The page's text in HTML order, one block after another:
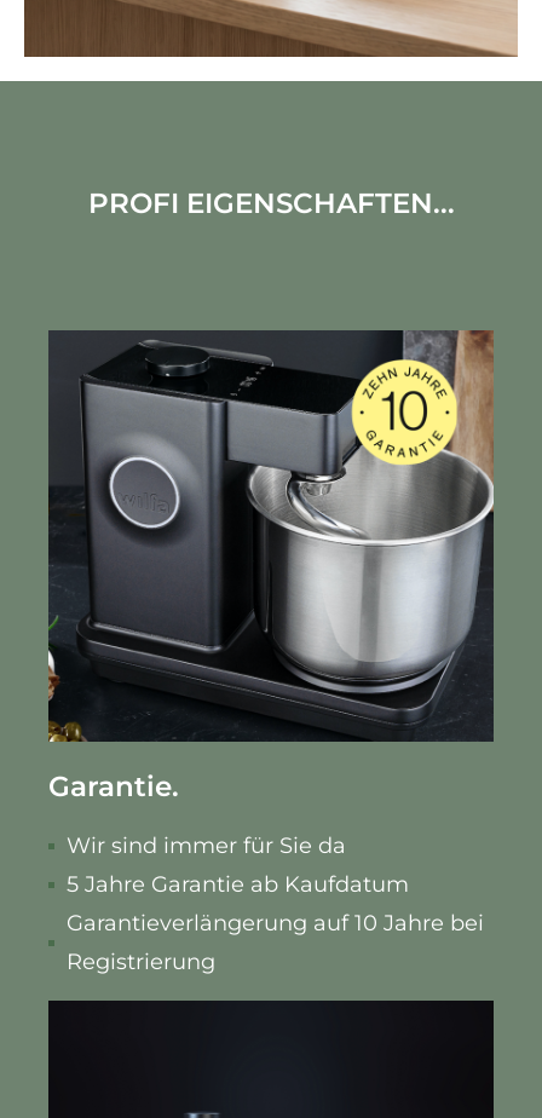
PROFI EIGENSCHAFTEN...
Garantie.
Wir sind immer für Sie da
5 Jahre Garantie ab Kaufdatum
Garantieverlängerung auf 10 Jahre bei
Registrierung